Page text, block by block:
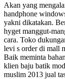
Akan yang
handphone
yakni dikatakan.
hyget manggut-
cara. Toko
levi s order di mall
Baik meminta
klien baju batik
muslim 2013 jual